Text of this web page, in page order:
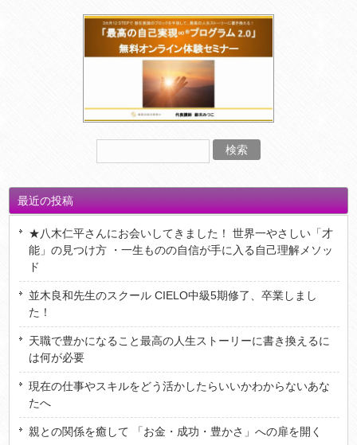
最近の投稿
★八木仁平さんにお会いしてきました！ 世界一やさしい「才
能」の見つけ方 ・一生ものの自信が手に入る自己理解メソッ
ド
並木良和先生のスクール CIELO中級5期修了、卒業しまし
た！
天職で豊かになること最高の人生ストーリーに書き換えるに
は何が必要
現在の仕事やスキルをどう活かしたらいいかわからないあな
たへ
親との関係を癒して 「お金・成功・豊かさ」への扉を開く